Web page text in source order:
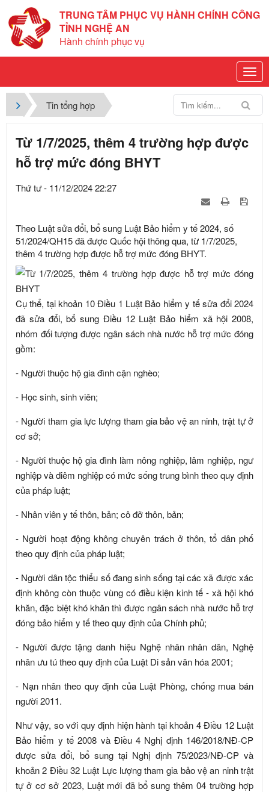
TRUNG TÂM PHỤC VỤ HÀNH CHÍNH CÔNG
TỈNH NGHỆ AN
Hành chính phục vụ
Tin tổng hợp
Từ 1/7/2025, thêm 4 trường hợp được
hỗ trợ mức đóng BHYT
Thứ tư - 11/12/2024 22:27
Theo Luật sửa đổi, bổ sung Luật Bảo hiểm y tế 2024, số
51/2024/QH15 đã được Quốc hội thông qua, từ 1/7/2025,
thêm 4 trường hợp được hỗ trợ mức đóng BHYT.
Cụ thể, tại khoản 10 Điều 1 Luật Bảo hiểm y tế sửa đổi 2024
đã sửa đổi, bổ sung Điều 12 Luật Bảo hiểm xã hội 2008,
nhóm đối tượng được ngân sách nhà nước hỗ trợ mức đóng
gồm:
- Người thuộc hộ gia đình cận nghèo;
- Học sinh, sinh viên;
- Người tham gia lực lượng tham gia bảo vệ an ninh, trật tự ở
cơ sở;
- Người thuộc hộ gia đình làm nông nghiệp, lâm nghiệp, ngư
nghiệp và diêm nghiệp có mức sống trung bình theo quy định
của pháp luật;
- Nhân viên y tế thôn, bản; cô đỡ thôn, bản;
- Người hoạt động không chuyên trách ở thôn, tổ dân phố
theo quy định của pháp luật;
- Người dân tộc thiểu số đang sinh sống tại các xã được xác
định không còn thuộc vùng có điều kiện kinh tế - xã hội khó
khăn, đặc biệt khó khăn thì được ngân sách nhà nước hỗ trợ
đóng bảo hiểm y tế theo quy định của Chính phủ;
- Người được tặng danh hiệu Nghệ nhân nhân dân, Nghệ
nhân ưu tú theo quy định của Luật Di sản văn hóa 2001;
- Nạn nhân theo quy định của Luật Phòng, chống mua bán
người 2011.
Như vậy, so với quy định hiện hành tại khoản 4 Điều 12 Luật
Bảo hiểm y tế 2008 và Điều 4 Nghị định 146/2018/NĐ-CP
được sửa đổi, bổ sung tại Nghị định 75/2023/NĐ-CP và
khoản 2 Điều 32 Luật Lực lượng tham gia bảo vệ an ninh trật
tự ở cơ sở 2023, Luật mới đã bổ sung thêm 04 trường hợp